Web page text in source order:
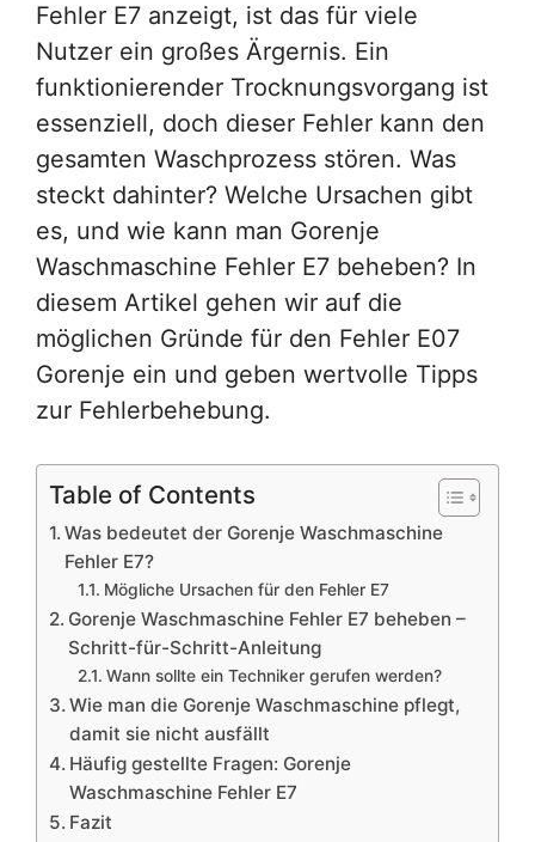
Fehler E7 anzeigt, ist das für viele
Nutzer ein großes Ärgernis. Ein
funktionierender Trocknungsvorgang ist
essenziell, doch dieser Fehler kann den
gesamten Waschprozess stören. Was
steckt dahinter? Welche Ursachen gibt
es, und wie kann man Gorenje
Waschmaschine Fehler E7 beheben? In
diesem Artikel gehen wir auf die
möglichen Gründe für den Fehler E07
Gorenje ein und geben wertvolle Tipps
zur Fehlerbehebung.
Table of Contents
Was bedeutet der Gorenje Waschmaschine
Fehler E7?
Mögliche Ursachen für den Fehler E7
Gorenje Waschmaschine Fehler E7 beheben –
Schritt-für-Schritt-Anleitung
Wann sollte ein Techniker gerufen werden?
Wie man die Gorenje Waschmaschine pflegt,
damit sie nicht ausfällt
Häufig gestellte Fragen: Gorenje
Waschmaschine Fehler E7
Fazit